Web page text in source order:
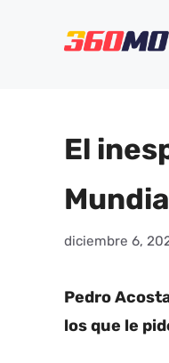
El
diciembre 6,
Pedro
los que le